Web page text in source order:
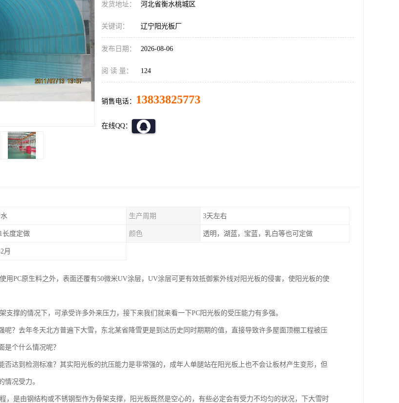
发货地址： 河北省衡水桃城区
关键词： 辽宁阳光板厂
发布日期： 2026-08-06
阅 读 量： 124
销售电话： 13833825773
在线QQ：
生产周期 3天左右
长度定做 颜色 透明，湖蓝，宝蓝，乳白等也可定做
月
用PC原生料之外，表面还覆有50微米UV涂层，UV涂层可更有效抵御紫外线对阳光板的侵害，使阳光板的使
支撑的情况下，可承受许多外来压力，接下来我们就来看一下PC阳光板的受压能力有多强。
呢？去年冬天北方普遍下大雪，东北某省降雪更是到达历史同时期期的值，直接导致许多屋面顶棚工程被压
是个什么情况呢？
否达到检测标准？其实阳光板的抗压能力是非常强的，成年人单腿站在阳光板上也不会让板材产生变形，但
情况受力。
，是由钢结构或不锈钢型作为骨架支撑，阳光板既然是空心的，有些必定会有受力不均匀的状况，下大雪时